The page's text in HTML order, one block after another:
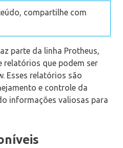
compartilhe com
parte da linha Protheus,
relatórios que podem ser
Esses relatórios são
e controle da
informações valiosas para